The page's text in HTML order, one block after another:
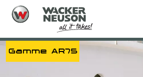
Gamme AR75